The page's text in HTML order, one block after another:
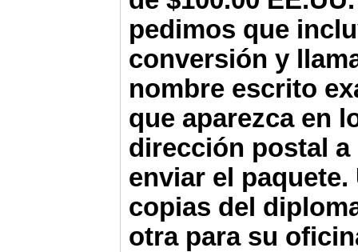
pedimos que
conversión y
nombre escrito
que aparezca en
dirección postal
enviar el paquete.
copias del
otra para su